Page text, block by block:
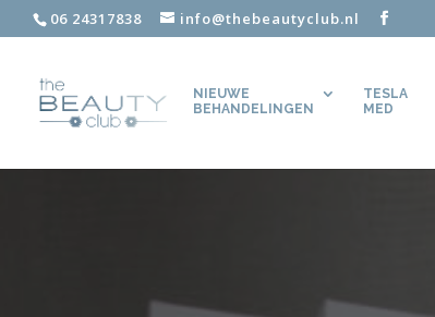
06 24317838 info@thebeautyclub.nl
NIEUWE
BEHANDELINGEN
TESLA
MED